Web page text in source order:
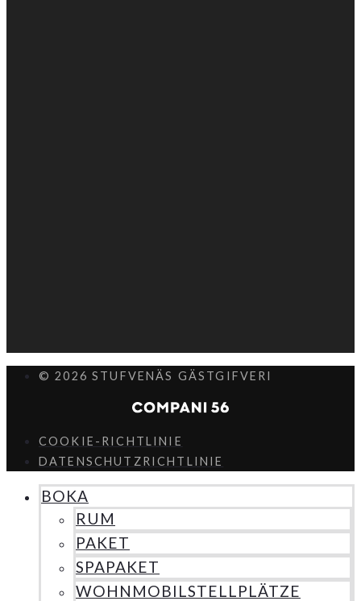
© 2026 STUFVENÄS GÄSTGIFVERI
COOKIE-RICHTLINIE
DATENSCHUTZRICHTLINIE
BOKA
RUM
PAKET
SPAPAKET
WOHNMOBILSTELLPLÄTZE